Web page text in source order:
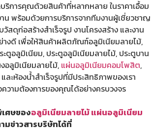
ริการคุณด้วยสินค้าที่หลากหลาย ในราคาเอื้อม
น พร้อมด้วยการบริการจากทีมงานผู้เชี่ยวชาญ
สดุก่อสร้างสำเร็จรูป งานโครงสร้าง และงาน
งดี เพื่อให้สินค้าผลิตภัณฑ์อลูมิเนียมลายไม้,
ตูอลูมิเนียม, ประตูอลูมิเนียมลายไม้, ประตูบาน
อลูมิเนียมลายไม้, แผ่นอลูมิเนียมคอมโพสิต,
ละห้องน้ำสำเร็จรูปที่มีประสิทธิภาพของเรา
วามต้องการของคุณได้อย่างครบวงจร
ศษของอลูมิเนียมลายไม้แผ่นอลูมิเนียม
มข่าวสารบริษัทได้ที่